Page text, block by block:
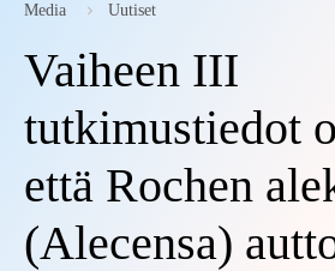
Media Uutiset
Vaiheen III
tutkimustiedot
että Rochen
(Alecensa)